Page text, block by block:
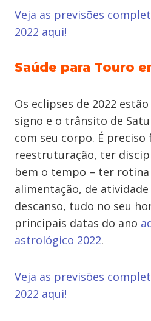
Veja as previsões
2022 aqui!
Saúde para Touro
Os eclipses de 2022
signo e o trânsito de
com seu corpo. É preciso
reestruturação, ter
bem o tempo – ter rotina
alimentação, de
descanso, tudo no seu
principais datas do ano
astrológico 2022.
Veja as previsões
2022 aqui!